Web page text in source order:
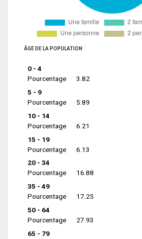
ÂGE DE LA POPULATION
0 - 4
Pourcentage
3.82
5 - 9
Pourcentage
5.89
10 - 14
Pourcentage
6.21
15 - 19
Pourcentage
6.13
20 - 34
Pourcentage
16.88
35 - 49
Pourcentage
17.25
50 - 64
Pourcentage
27.93
65 - 79